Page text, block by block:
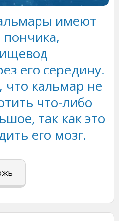
имеют
его середину.
что кальмар не
что-либо
так как это
его мозг.